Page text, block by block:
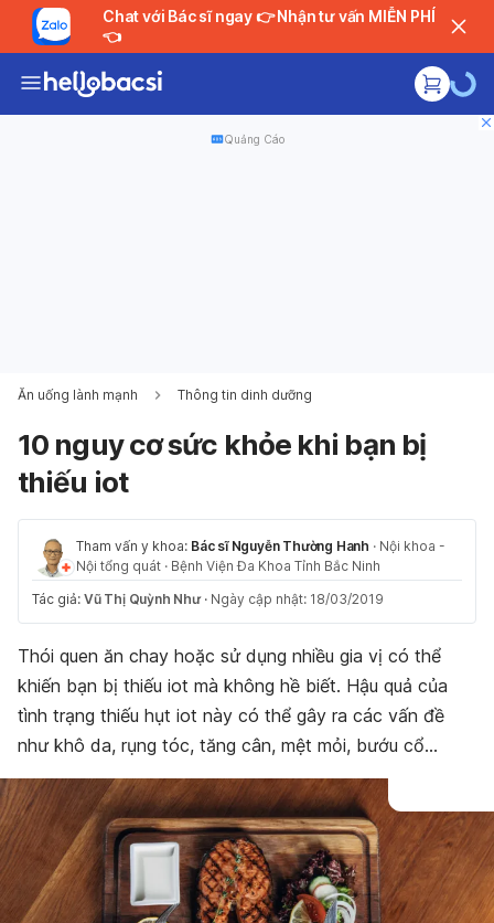
Chat với Bác sĩ ngay 👉 Nhận tư vấn MIỄN PHÍ
👈
Quảng Cáo
Ăn uống lành mạnh Thông tin dinh dưỡng
10 nguy cơ sức khỏe khi bạn bị
thiếu iot
Tham vấn y khoa: Bác sĩ Nguyễn Thường Hanh · Nội khoa -
Nội tổng quát · Bệnh Viện Đa Khoa Tỉnh Bắc Ninh
Tác giả: Vũ Thị Quỳnh Như · Ngày cập nhật: 18/03/2019
Thói quen ăn chay hoặc sử dụng nhiều gia vị có thể
khiến bạn bị thiếu iot mà không hề biết. Hậu quả của
tình trạng thiếu hụt iot này có thể gây ra các vấn đề
như khô da, rụng tóc, tăng cân, mệt mỏi, bướu cổ…